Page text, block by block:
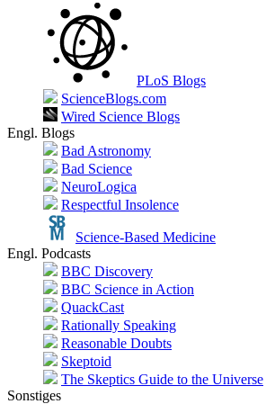
PLoS Blogs
ScienceBlogs.com
Wired Science Blogs
Engl. Blogs
Bad Astronomy
Bad Science
NeuroLogica
Respectful Insolence
Science-Based Medicine
Engl. Podcasts
BBC Discovery
BBC Science in Action
QuackCast
Rationally Speaking
Reasonable Doubts
Skeptoid
The Skeptics Guide to the Universe
Sonstiges